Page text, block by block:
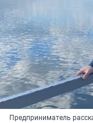
Предприниматель